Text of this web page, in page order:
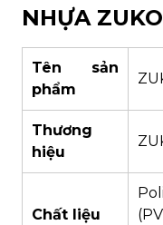
NHỰA
Tên sản
phẩm
Thương
hiệu
Chất liệu